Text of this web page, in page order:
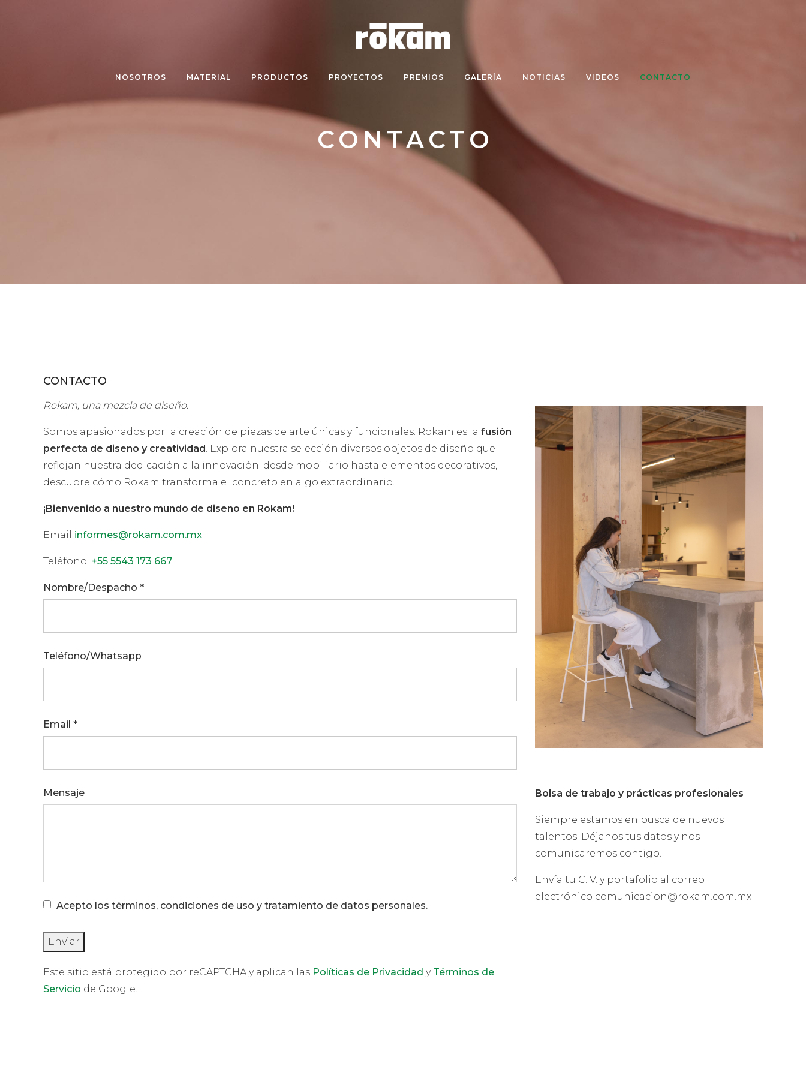
NOSOTROS MATERIAL PRODUCTOS PROYECTOS PREMIOS GALERÍA NOTICIAS VIDEOS CONTACTO
CONTACTO
CONTACTO
Rokam, una mezcla de diseño.
Somos apasionados por la creación de piezas de arte únicas y funcionales. Rokam es la fusión
perfecta de diseño y creatividad. Explora nuestra selección diversos objetos de diseño que
reflejan nuestra dedicación a la innovación; desde mobiliario hasta elementos decorativos,
descubre cómo Rokam transforma el concreto en algo extraordinario.
¡Bienvenido a nuestro mundo de diseño en Rokam!
Email informes@rokam.com.mx
Teléfono: +55 5543 173 667
Nombre/Despacho *
Teléfono/Whatsapp
Email *
Mensaje
Acepto los términos, condiciones de uso y tratamiento de datos personales.
Este sitio está protegido por reCAPTCHA y aplican las Políticas de Privacidad y Términos de
Servicio de Google.
Bolsa de trabajo y prácticas profesionales
Siempre estamos en busca de nuevos
talentos. Déjanos tus datos y nos
comunicaremos contigo.
Envía tu C. V. y portafolio al correo
electrónico comunicacion@rokam.com.mx